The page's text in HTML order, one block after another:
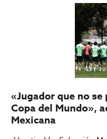
«Jugador que no
Copa del Mundo»,
Mexicana